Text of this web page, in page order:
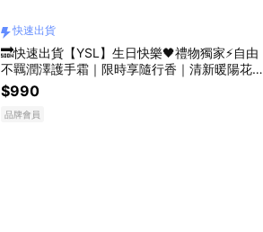
快速出貨
🔜快速出貨【YSL】生日快樂🖤禮物獨家⚡️自由
不羈潤澤護手霜｜限時享隨行香｜清新暖陽花草
香調｜馬鞭草x薰衣草x橙花｜生日禮物
$990
品牌會員